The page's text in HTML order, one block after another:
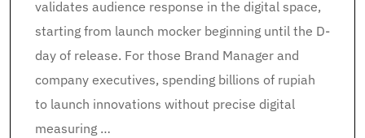
validates audience response in the digital space,
starting from launch mocker beginning until the D-
day of release. For those Brand Manager and
company executives, spending billions of rupiah
to launch innovations without precise digital
measuring …